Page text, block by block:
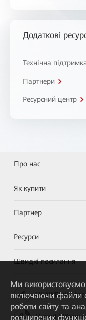
Додаткові
Технічна
Партнери
Ресурсний центр
Про нас
Як купити
Партнер
Ресурси
Швидкі посилання
HUAWEI eKit App
Huawei HiKnow
Ми
включаючи файли
роботи сайту та
розширених